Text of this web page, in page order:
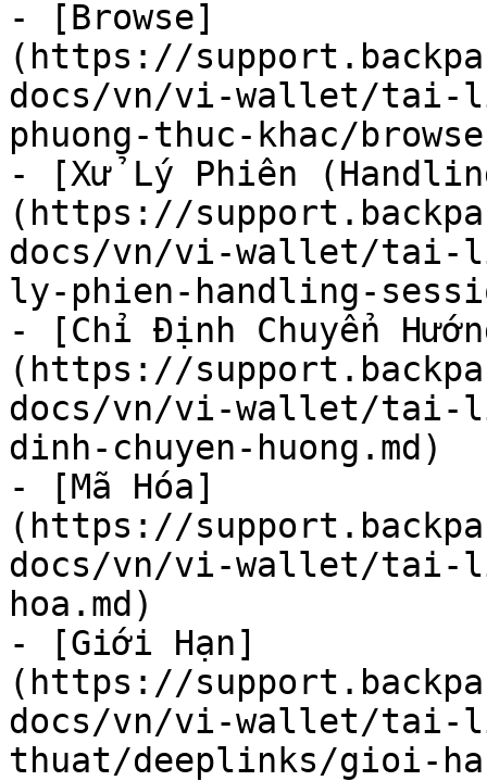
- [Browse]
(https://
docs/vn/vi-wallet/tai-
phuong-thuc-khac/
- [Xử Lý Phiên
(https://
docs/vn/vi-wallet/tai-
ly-phien-handling-
- [Chỉ Định Chuyển
(https://
docs/vn/vi-wallet/tai-
dinh-chuyen-huong.md)
- [Mã Hóa]
(https://
docs/vn/vi-wallet/tai-
hoa.md)
- [Giới Hạn]
(https://
docs/vn/vi-wallet/tai-
thuat/deeplinks/gioi-